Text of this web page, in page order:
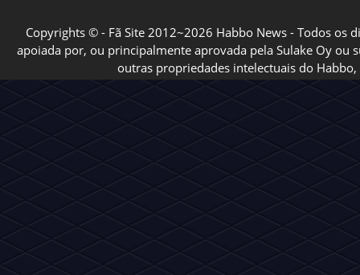
Copyrights © - Fã Site 2012~2026 Habbo News - Todos os
apoiada por, ou principalmente aprovada pela Sulake Oy ou
outras propriedades intelectuais do